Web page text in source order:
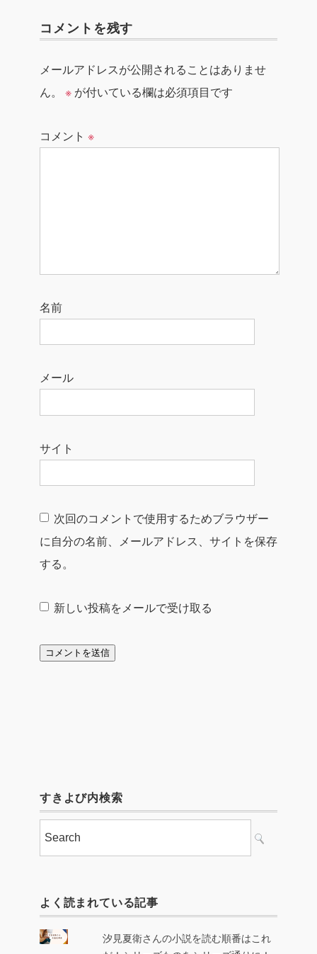
コメントを残す
メールアドレスが公開されることはありませ
ん。
※ が付いている欄は必須項目です
コメント ※
名前
メール
サイト
次回のコメントで使用するためブラウザー
に自分の名前、メールアドレス、サイトを保存
する。
新しい投稿をメールで受け取る
すきよび内検索
よく読まれている記事
汐見夏衛さんの小説を読む順番はこれ